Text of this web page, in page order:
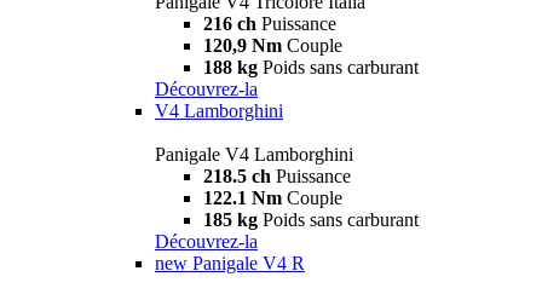
216 ch Puissance
120,9 Nm Couple
188 kg Poids sans carburant
Découvrez-la
V4 Lamborghini
Panigale V4 Lamborghini
218.5 ch Puissance
122.1 Nm Couple
185 kg Poids sans carburant
Découvrez-la
new Panigale V4 R